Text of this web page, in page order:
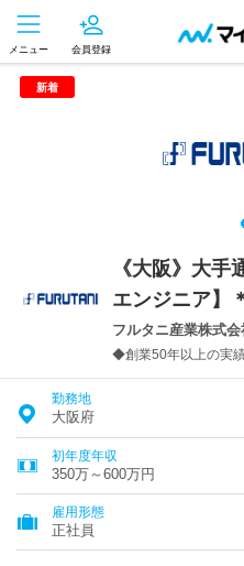
メニュー 会員登録
新着
《大阪》大手
エンジニア】
フルタニ産業株式会
◆創業50年以上の実
勤務地
大阪府
初年度年収
350万～600万円
雇用形態
正社員